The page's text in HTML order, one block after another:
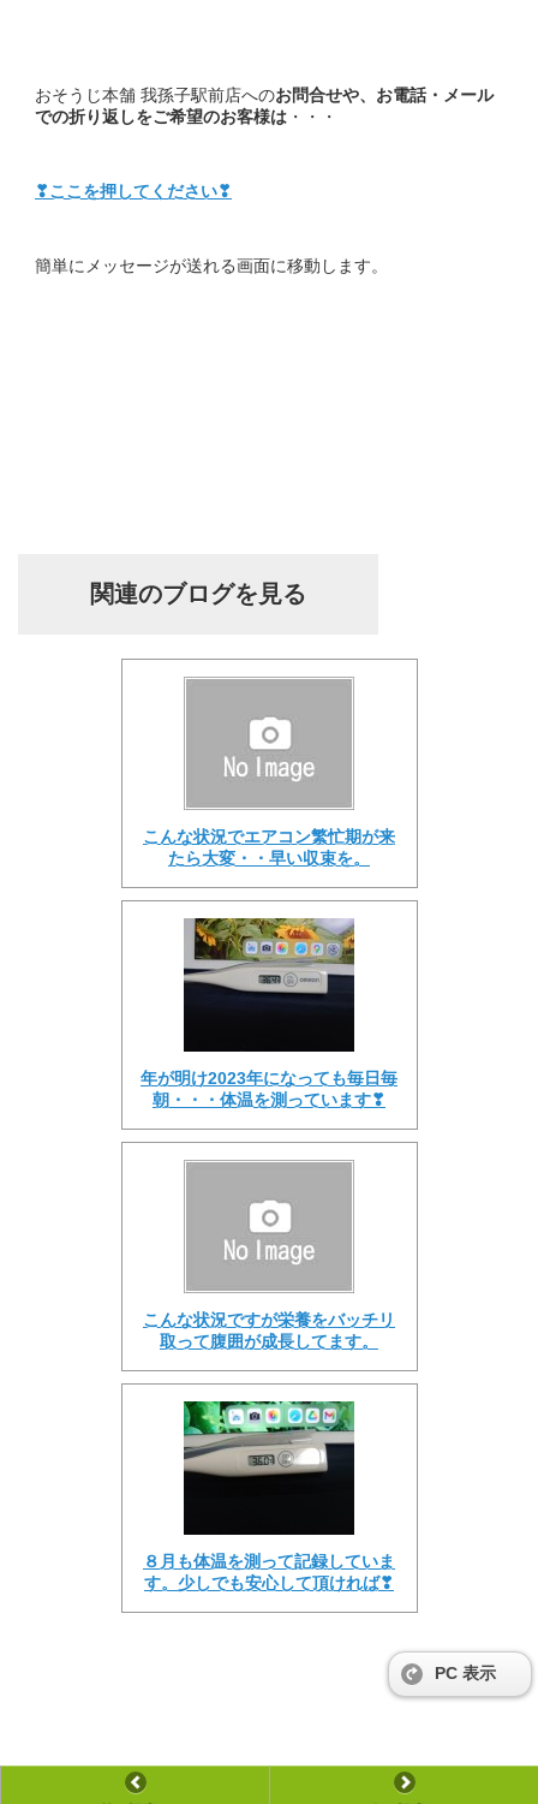
おそうじ本舗 我孫子駅前店へのお問合せや、お電話・メール
での折り返しをご希望のお客様は ・・・
❣ここを押してください❣
簡単にメッセージが送れる画面に移動します。
関連のブログを見る
こんな状況でエアコン繁忙期が来
たら大変・・早い収束を。
年が明け2023年になっても毎日毎
朝・・・体温を測っています❣
こんな状況ですが栄養をバッチリ
取って腹囲が成長してます。
８月も体温を測って記録していま
す。少しでも安心して頂ければ❣
PC 表示